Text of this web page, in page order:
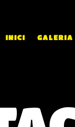
INICI GALERIA